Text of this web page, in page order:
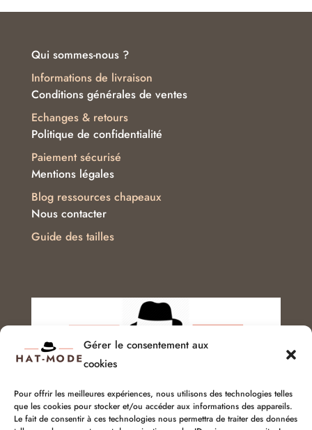
Gérer le consentement aux
cookies
Pour offrir les meilleures expériences, nous utilisons des technologies telles
que les cookies pour stocker et/ou accéder aux informations des appareils.
Le fait de consentir à ces technologies nous permettra de traiter des données
Qui sommes-nous ?
Conditions générales de ventes
Politique de confidentialité
Mentions légales
Nous contacter
Informations de livraison
Echanges & retours
Paiement sécurisé
Blog ressources chapeaux
Guide des tailles
Service client : 06 51 04 04 85